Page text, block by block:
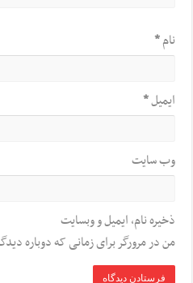
نام*
ایمیل*
وب‌ سایت
ذخیره نام، ایمیل و وبسایت
من در مرورگر برای زمانی که دوباره